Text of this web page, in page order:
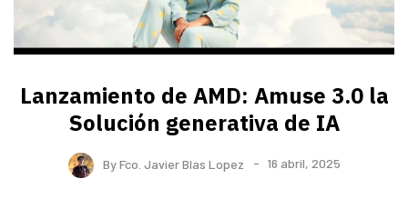
Lanzamiento de AMD: Amuse 3.0 la
Solución generativa de IA
ByFco. Javier Blas Lopez 16 abril, 2025